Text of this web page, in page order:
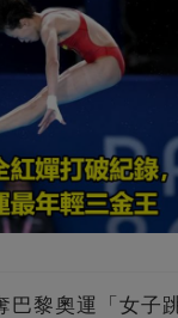
巴黎奧運「女子